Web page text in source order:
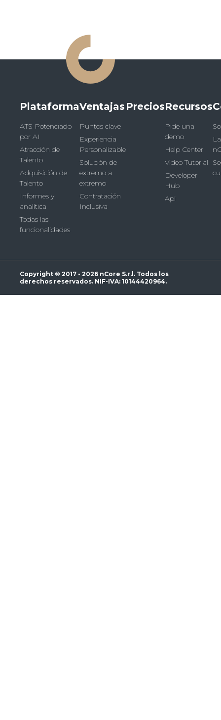
Plataforma
ATS Potenciado
por AI
Atracción de
Talento
Adquisición de
Talento
Informes y
analítica
Todas las
funcionalidades
Ventajas
Puntos clave
Experiencia
Personalizable
Solución de
extremo a
extremo
Contratación
Inclusiva
PreciosRecursos
Pide una
demo
Help Center
Video Tutorial
Developer
Hub
Api
Copyright © 2017 - 2026 nCore S.r.l. Todos los
derechos reservados. NIF-IVA: 10144420964.